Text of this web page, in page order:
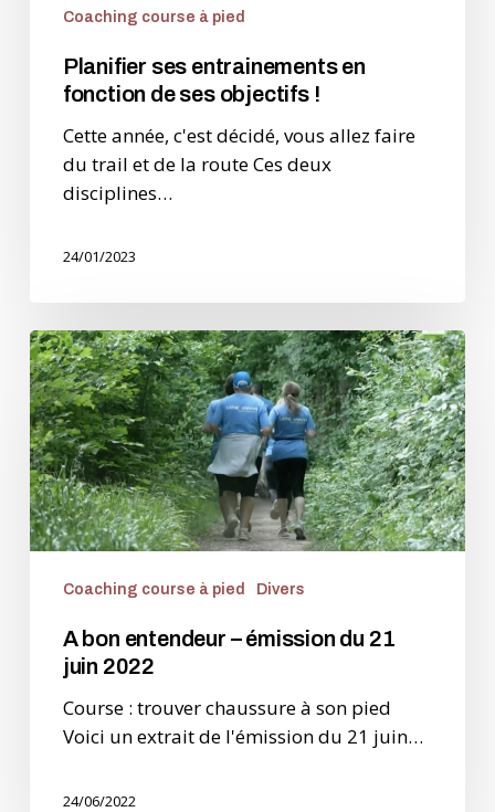
Coaching course à pied
Planifier ses entrainements en
fonction de ses objectifs !
Cette année, c'est décidé, vous allez faire
du trail et de la route Ces deux
disciplines…
24/01/2023
A
bon
entendeur
–
émission
du
21
juin
Coaching course à pied Divers
A bon entendeur – émission du 21
juin 2022
Course : trouver chaussure à son pied
Voici un extrait de l'émission du 21 juin…
24/06/2022